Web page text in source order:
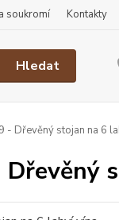
soukromí Kontakty
Hledat
- Dřevěný stojan na 6